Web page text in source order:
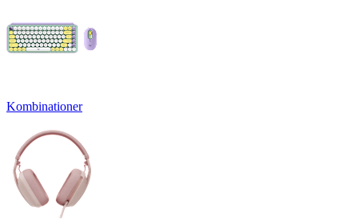
Kombinationer